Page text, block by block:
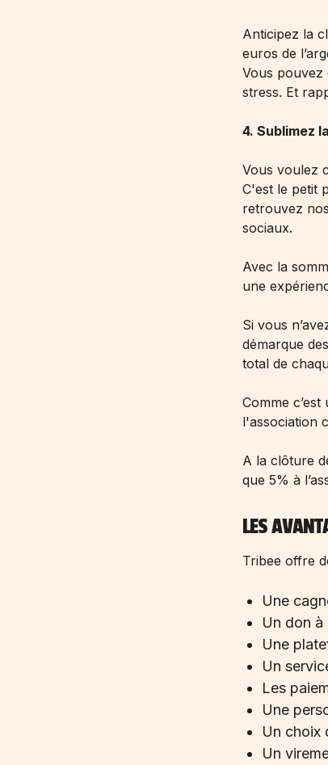
Anticipez la
euros de
Vous pouvez
stress. Et
4. Sublimez
Vous voulez
C'est le petit
retrouvez
sociaux.
Avec la
une
Si vous
démarque
total de
Comme c’est
l'association
A la clôture
que 5% à
LES
Tribee offre
Une
Un don
Une
Un
Les
Une
Un choix
Un